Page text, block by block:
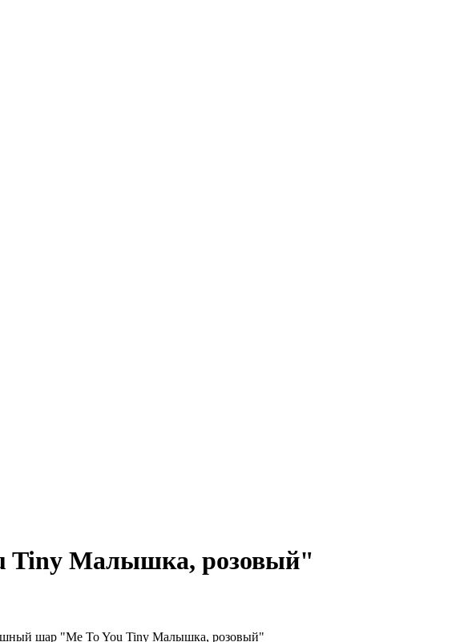
Tiny Малышка, розовый"
шар "Me To You Tiny Малышка, розовый"